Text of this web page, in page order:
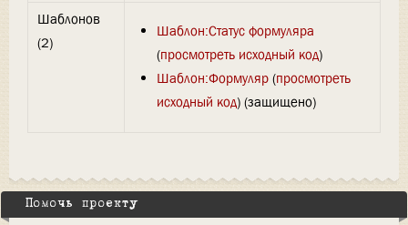
Шаблонов
(2)
Шаблон:Статус формуляра
(просмотреть исходный код)
Шаблон:Формуляр(просмотреть
исходный код) (защищено)
Помочь проекту